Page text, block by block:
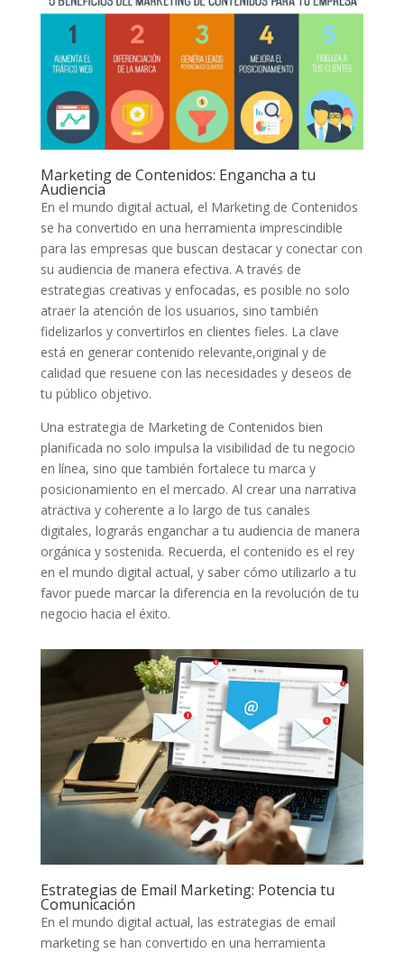
Marketing de Contenidos: ​Engancha⁢ a tu
Audiencia
En el⁣ mundo digital actual, el Marketing ‌de Contenidos
se ha convertido en ⁢una herramienta imprescindible
para las empresas que buscan destacar y conectar‌ con
su audiencia de manera efectiva. A través de
estrategias ‍creativas y​ enfocadas, es posible no solo‌
atraer la atención⁤ de los usuarios, sino también
‍fidelizarlos y convertirlos en clientes fieles. La clave
está en generar ‍contenido relevante,original y ⁣de⁣
calidad que resuene con las necesidades⁤ y deseos⁣ de‍
tu​ público objetivo.
Una ⁤estrategia ⁢de Marketing de Contenidos bien
planificada no ⁢solo impulsa la visibilidad⁢ de tu negocio
en línea, sino que ‌también fortalece tu marca‌ y
posicionamiento en el mercado. Al​ crear una‌ narrativa
atractiva y coherente⁣ a lo largo de tus canales
digitales, lograrás enganchar a tu audiencia de manera
orgánica y⁣ sostenida. Recuerda, el contenido es el ‍rey
en el ‌mundo digital actual, y ⁤saber cómo ⁣utilizarlo a tu
favor puede⁤ marcar la diferencia en la revolución ⁤de tu
negocio hacia el éxito.
Estrategias⁣ de Email Marketing: Potencia tu‌
Comunicación
En el mundo digital actual, las estrategias de ​email
marketing se han convertido‌ en una ‌herramienta⁣